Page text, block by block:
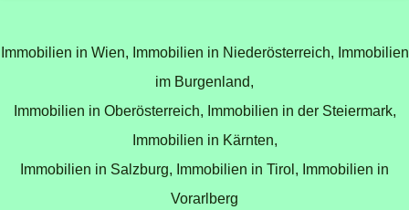
Immobilien in Wien, Immobilien in Niederösterreich, Immobilien
im Burgenland,
Immobilien in Oberösterreich, Immobilien in der Steiermark,
Immobilien in Kärnten,
Immobilien in Salzburg, Immobilien in Tirol, Immobilien in
Vorarlberg